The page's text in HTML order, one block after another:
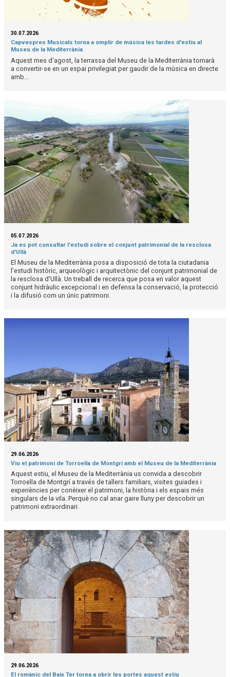
30.07.2026
Capvespres Musicals torna a omplir de música les tardes d'estiu al
Museu de la Mediterrània
Aquest mes d'agost, la terrassa del Museu de la Mediterrània tornarà
a convertir-se en un espai privilegiat per gaudir de la música en directe
amb...
05.07.2026
Ja es pot consultar l'estudi sobre el conjunt patrimonial de la resclosa
d'Ullà
El Museu de la Mediterrània posa a disposició de tota la ciutadania
l'estudi històric, arqueològic i arquitectònic del conjunt patrimonial de
la resclosa d'Ullà. Un treball de recerca que posa en valor aquest
conjunt hidràulic excepcional i en defensa la conservació, la protecció
i la difusió com un únic patrimoni.
29.06.2026
Viu el patrimoni de Torroella de Montgrí amb el Museu de la Mediterrània
Aquest estiu, el Museu de la Mediterrània us convida a descobrir
Torroella de Montgrí a través de tallers familiars, visites guiades i
experiències per conèixer el patrimoni, la història i els espais més
singulars de la vila. Perquè no cal anar gaire lluny per descobrir un
patrimoni extraordinari.
29.06.2026
El romànic del Baix Ter torna a obrir les portes aquest estiu